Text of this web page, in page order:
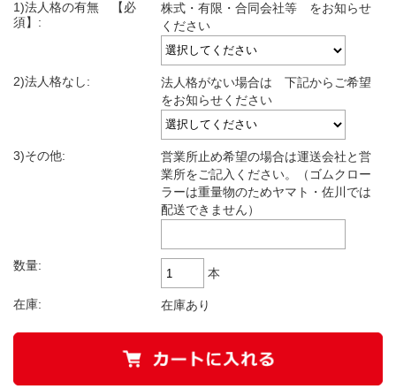
1)法人格の有無 【必
須】:
株式・有限・合同会社等 をお知らせ
ください
2)法人格なし:
法人格がない場合は 下記からご希望
をお知らせください
3)その他:
営業所止め希望の場合は運送会社と営
業所をご記入ください。（ゴムクロー
ラーは重量物のためヤマト・佐川では
配送できません）
数量:
本
在庫: 在庫あり